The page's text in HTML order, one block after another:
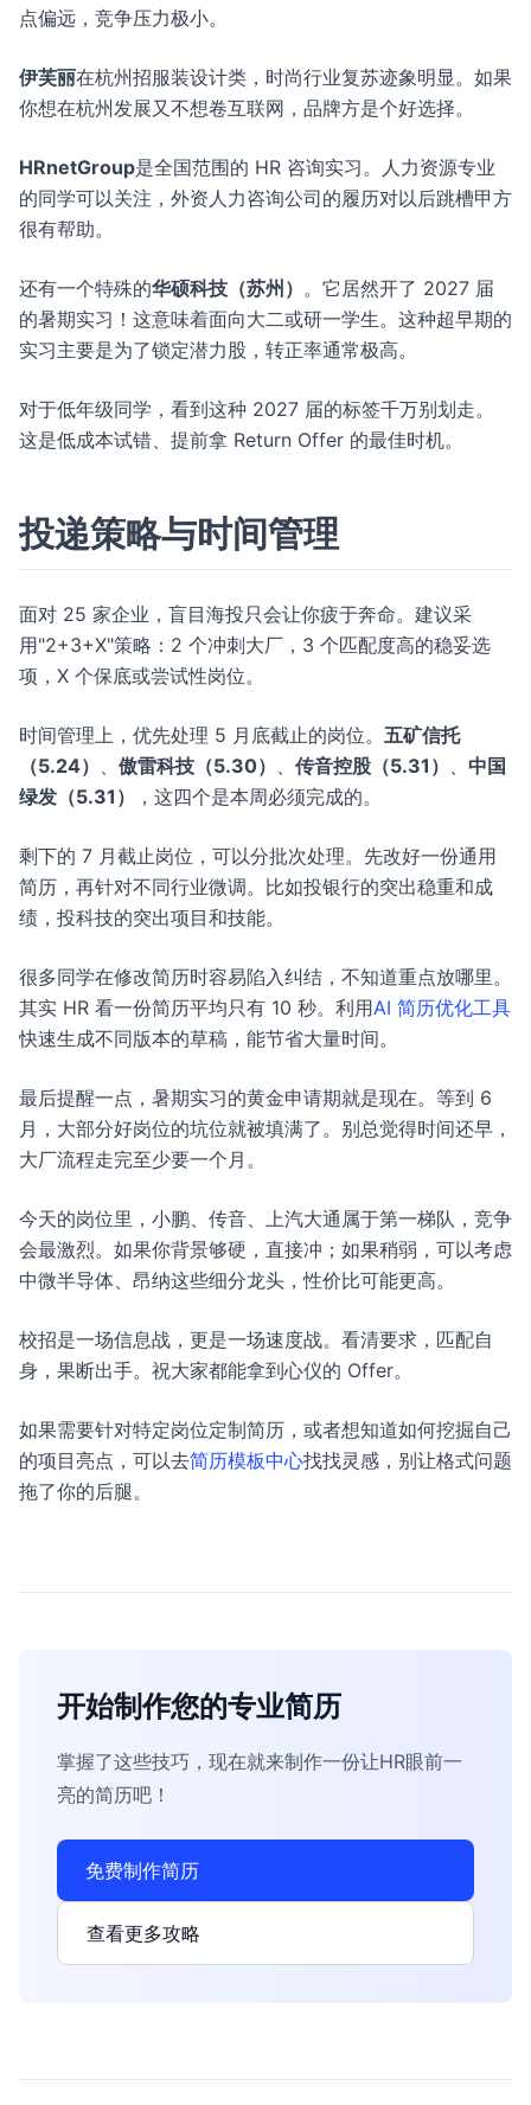
点偏远，竞争压力极小。
伊芙丽在杭州招服装设计类，时尚行业复苏迹象明显。如果
你想在杭州发展又不想卷互联网，品牌方是个好选择。
HRnetGroup是全国范围的 HR 咨询实习。人力资源专业
的同学可以关注，外资人力咨询公司的履历对以后跳槽甲方
很有帮助。
还有一个特殊的华硕科技（苏州） 。它居然开了 2027 届
的暑期实习！这意味着面向大二或研一学生。这种超早期的
实习主要是为了锁定潜力股，转正率通常极高。
对于低年级同学，看到这种 2027 届的标签千万别划走。
这是低成本试错、提前拿 Return Offer 的最佳时机。
投递策略与时间管理
面对 25 家企业，盲目海投只会让你疲于奔命。建议采
用"2+3+X"策略：2 个冲刺大厂，3 个匹配度高的稳妥选
项，X 个保底或尝试性岗位。
时间管理上，优先处理 5 月底截止的岗位。 五矿信托
（5.24） 、 傲雷科技（5.30） 、 传音控股（5.31） 、 中国
绿发（5.31）
，这四个是本周必须完成的。
剩下的 7 月截止岗位，可以分批次处理。先改好一份通用
简历，再针对不同行业微调。比如投银行的突出稳重和成
绩，投科技的突出项目和技能。
很多同学在修改简历时容易陷入纠结，不知道重点放哪里。
其实 HR 看一份简历平均只有 10 秒。利用AI 简历优化工具
快速生成不同版本的草稿，能节省大量时间。
最后提醒一点，暑期实习的黄金申请期就是现在。等到 6
月，大部分好岗位的坑位就被填满了。别总觉得时间还早，
大厂流程走完至少要一个月。
今天的岗位里，小鹏、传音、上汽大通属于第一梯队，竞争
会最激烈。如果你背景够硬，直接冲；如果稍弱，可以考虑
中微半导体、昂纳这些细分龙头，性价比可能更高。
校招是一场信息战，更是一场速度战。看清要求，匹配自
身，果断出手。祝大家都能拿到心仪的 Offer。
如果需要针对特定岗位定制简历，或者想知道如何挖掘自己
的项目亮点，可以去简历模板中心找找灵感，别让格式问题
拖了你的后腿。
开始制作您的专业简历
掌握了这些技巧，现在就来制作一份让HR眼前一
亮的简历吧！
免费制作简历
查看更多攻略